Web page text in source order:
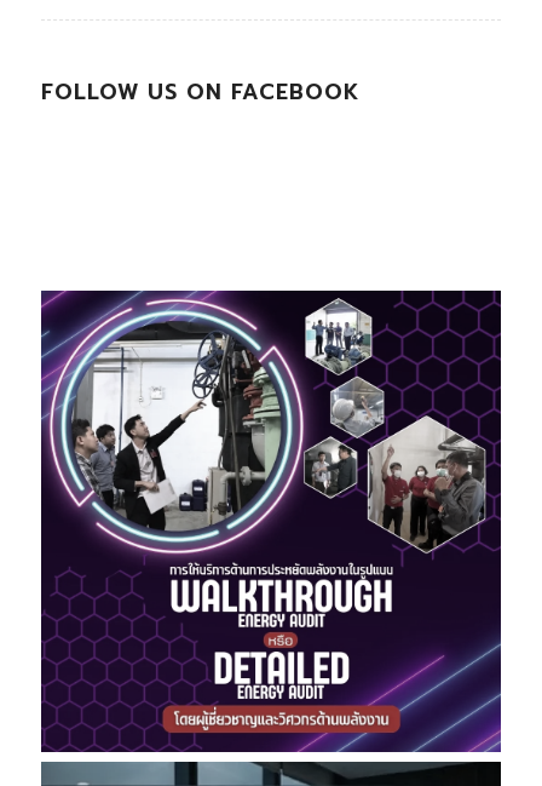
FOLLOW US ON FACEBOOK